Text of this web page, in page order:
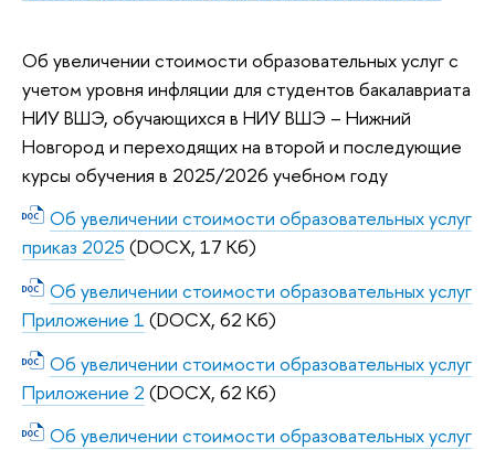
Об увеличении стоимости образовательных услуг с
учетом уровня инфляции для студентов бакалавриата
НИУ ВШЭ, обучающихся в НИУ ВШЭ – Нижний
Новгород и переходящих на второй и последующие
курсы обучения в 2025/2026 учебном году
Об увеличении стоимости образовательных услуг
приказ 2025 (DOCX, 17 Кб)
Об увеличении стоимости образовательных услуг
Приложение 1 (DOCX, 62 Кб)
Об увеличении стоимости образовательных услуг
Приложение 2 (DOCX, 62 Кб)
Об увеличении стоимости образовательных услуг